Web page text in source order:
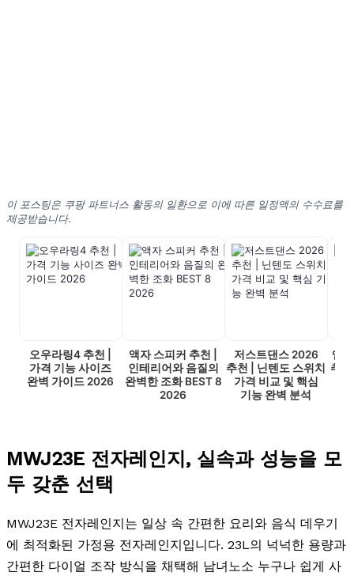
이 포스팅은 쿠팡 파트너스 활동의 일환으로 이에 따른 일정액의 수수료를
제공받습니다.
오우라링4 추천 |
가격 기능 사이즈
완벽 가이드 2026
액자 스피커 추천 |
인테리어와 음질의
완벽한 조화 BEST 8
2026
저스트댄스 2026
추천 | 닌텐도 스위치
가격 비교 및 핵심
기능 완벽 분석
앤
추
MWJ23E 전자레인지, 실속과 성능을 모
두 갖춘 선택
MWJ23E 전자레인지는 일상 속 간편한 요리와 음식 데우기
에 최적화된 가정용 전자레인지입니다. 23L의 넉넉한 용량과
간편한 다이얼 조작 방식을 채택해 남녀노소 누구나 쉽게 사